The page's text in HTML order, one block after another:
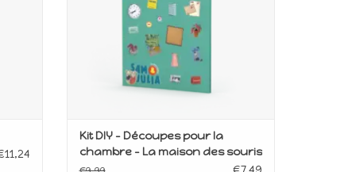
Kit DIY - Découpes pour la
chambre - La maison des souris